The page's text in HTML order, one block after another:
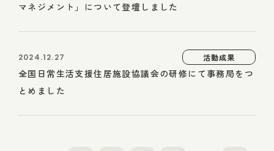
マネジメント」について登壇しました
2024.12.27 活動成果
全国日常生活支援住居施設協議会の研修にて事務局をつ
とめました